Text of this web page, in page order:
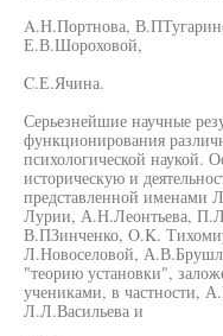
A.Н.Портнова,
Е.В.Шороховой,
C.Е.Ячина.
Серьезнейшие научные
функционирования
психологической наукой.
историческую и
представленной именами
Лурии, А.Н.Леонтьева,
В.ПЗинченко, O.K.
Л.Новоселовой,
"теорию установки",
учениками, в частности,
Л.Л.Васильева и